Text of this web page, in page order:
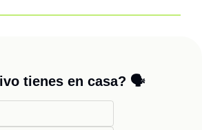
tienes en casa? 🗣️